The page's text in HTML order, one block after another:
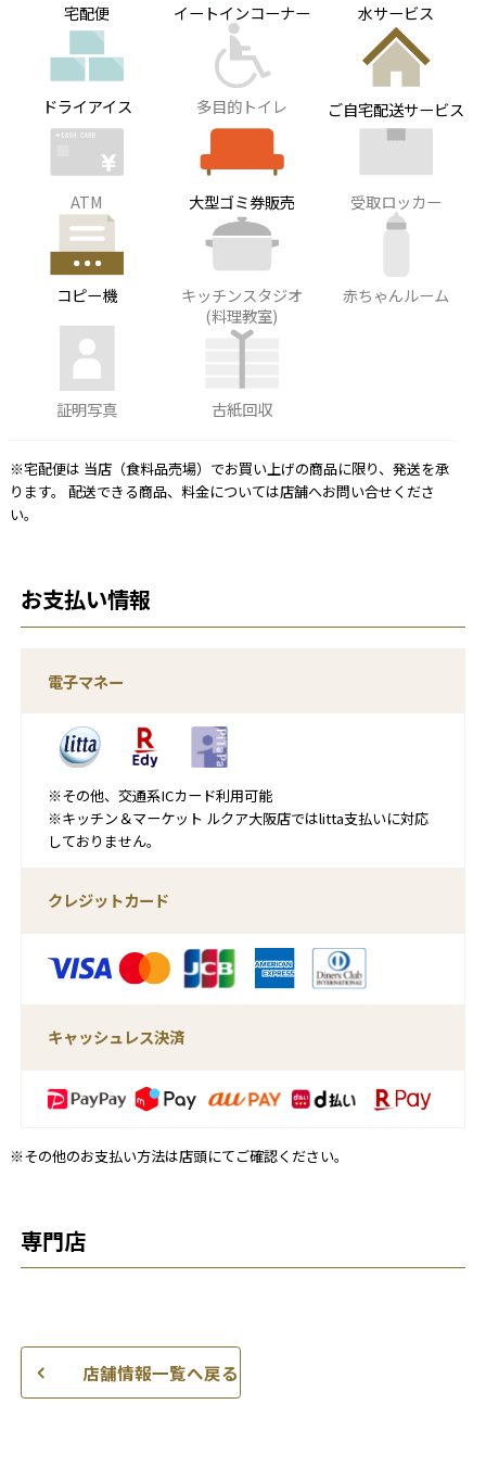
宅配便 イートインコーナー 水サービス
ドライアイス 多目的トイレ ご自宅配送サービス
ATM 大型ゴミ券販売 受取ロッカー
コピー機
キッチンスタジオ
(料理教室)
赤ちゃんルーム
証明写真 古紙回収
※宅配便は 当店（食料品売場）でお買い上げの商品に限り、発送を承
ります。 配送できる商品、料金については店舗へお問い合せくださ
い。
お支払い情報
電子マネー
※その他、交通系ICカード利用可能
※キッチン＆マーケット ルクア大阪店ではlitta支払いに対応
しておりません。
クレジットカード
キャッシュレス決済
※その他のお支払い方法は店頭にてご確認ください。
専門店
店舗情報一覧へ戻る